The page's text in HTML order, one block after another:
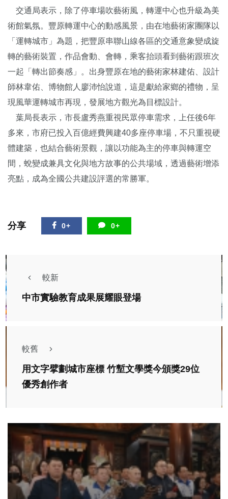
交通局表示，除了停車場吹藝術風，轉運中心也升級為美
術館氣氛。豐原轉運中心的動感風景，由在地藝術家團隊以
「運轉城市」為題，把豐原串聯山線各區的交通意象變成旋
轉的藝術裝置，作品會動、會轉，乘客抬頭看到藝術跟班次
一起「轉出節奏感」。出身豐原在地的藝術家林建佑、設計
師林韋佑、博物館人廖沛怡說道，這是獻給家鄉的禮物，呈
現風華運轉城市再現，發展地方觀光為目標設計。
葉局長表示，市長盧秀燕重視民眾停車需求，上任後6年
多來，市府已投入百億經費興建40多座停車場，不只重視硬
體建築，也結合藝術景觀，讓以功能為主的停車與轉運空
間，蛻變成兼具文化與地方故事的公共場域，透過藝術增添
亮點，成為全國公共建設評選的常勝軍。
分享 0+ 0+
較新
中市實驗教育成果展耀眼登場
較舊
用文字擘劃城市座標 竹塹文學獎今頒獎29位
優秀創作者